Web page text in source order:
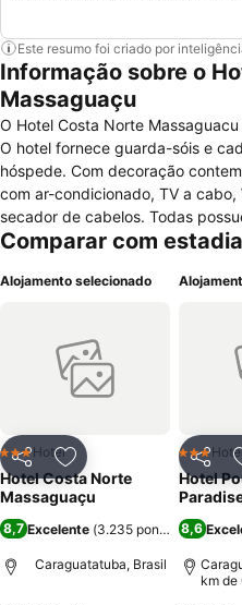
Este resumo foi criado por
Informação sobre o
Massaguaçu
O Hotel Costa Norte
O hotel fornece guarda-sóis e
hóspede. Com decoração contemporânea, as suítes são equipadas
com ar-condicionado, TV a
secador de cabelos. Todas
frontal para o mar. O estabelecimento conta com piscinas
crianças). Também há sauna,
almoço e jantar. Além disso, um
petiscos na piscina. O Hotel Costa Norte Massaguacu fica a menos
de dez minutos de carro da
aproximadamente oito
Comparar com
Alojamento selecionado
PartilharAdicionar aos
3 Estrelas
Hotel
Hotel Costa Norte
Massaguaçu
8,7 Excelente (3.235 pontuações)
Caraguatatuba, Brasil
3 Estrelas
Hotel
8,6
km de